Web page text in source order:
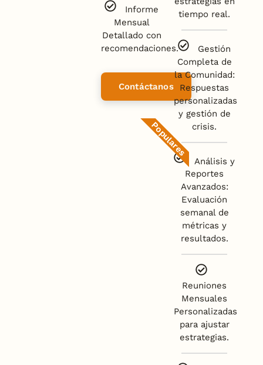
Informe
Mensual
Detallado con
recomendaciones.
Contáctanos
Populares
tiempo real.
Gestión
Completa de
la Comunidad:
Respuestas
personalizadas
y gestión de
crisis.
Análisis y
Reportes
Avanzados:
Evaluación
semanal de
métricas y
resultados.
Reuniones
Mensuales
Personalizadas
para ajustar
estrategias.